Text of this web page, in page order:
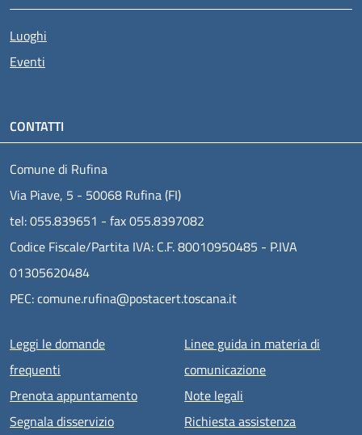
Luoghi
Eventi
CONTATTI
Comune di Rufina
Via Piave, 5 - 50068 Rufina (FI)
tel: 055.839651 - fax 055.8397082
Codice Fiscale/Partita IVA: C.F. 80010950485 - P.IVA
01305620484
PEC: comune.rufina@postacert.toscana.it
Menu piè di pagina
Leggi le domande
frequenti
Prenota appuntamento
Segnala disservizio
Linee guida in materia di
comunicazione
Note legali
Richiesta assistenza